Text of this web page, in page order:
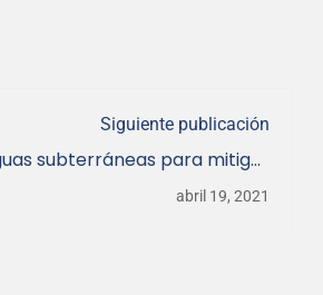
Siguiente publicación
subterráneas para mitigar
abril 19, 2021